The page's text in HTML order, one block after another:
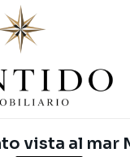
vista al mar